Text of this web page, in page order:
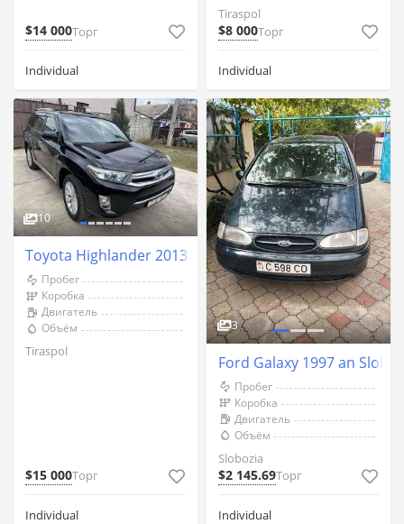
$14 000Торг
Individual
Tiraspol
$8 000Торг
Individual
10
Toyota Highlander 2013 an Tiraspol
Пробег
Коробка
Двигатель
Объём
Tiraspol
$15 000Торг
Individual
3
Ford Galaxy 1997 an
Пробег
Коробка
Двигатель
Объём
Slobozia
$2 145.69Торг
Individual